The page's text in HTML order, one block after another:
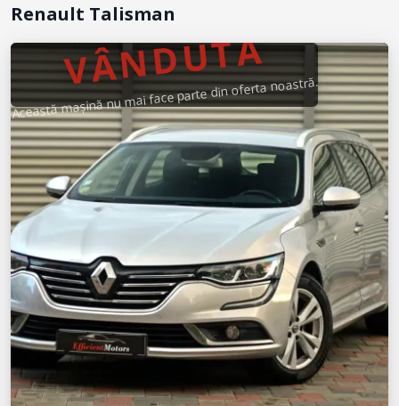
Renault Talisman
VÂNDUTĂ
Această mașină nu mai face parte din oferta noastră.